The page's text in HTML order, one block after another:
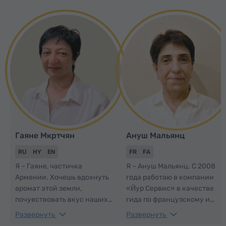
Гаяне Мкртчян
RU HY EN
Я – Гаяне, частичка
Армении. Хочешь вдохнуть
аромат этой земли,
почувствовать вкус наших
блюд, пришедших сквозь
Развернуть
Ануш Мальянц
FR FA
Я – Ануш Мальянц. С 2008
года работаю в компании
«Йур Сервис» в качестве
гида по французскому и
персидскому языкам. С
Развернуть